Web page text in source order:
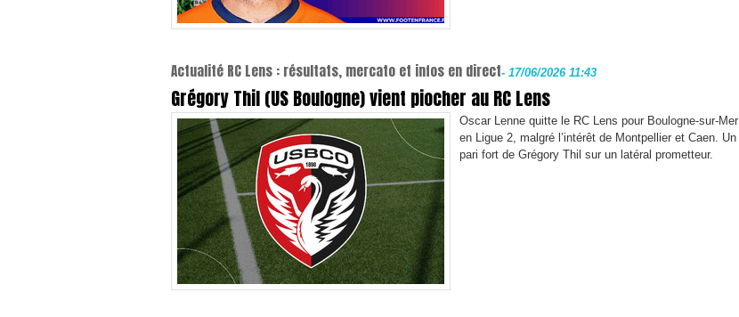
Actualité RC Lens : résultats, mercato et infos en direct- 17/06/2026 11:43
Grégory Thil (US Boulogne) vient piocher au RC Lens
Oscar Lenne quitte le RC Lens pour Boulogne-sur-Mer
en Ligue 2, malgré l’intérêt de Montpellier et Caen. Un
pari fort de Grégory Thil sur un latéral prometteur.